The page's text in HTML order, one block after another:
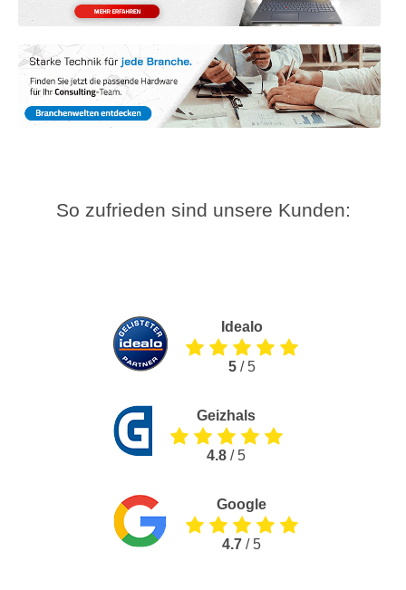
So zufrieden sind unsere Kunden:
Idealo
5/ 5
Geizhals
4.8 / 5
Google
4.7 / 5